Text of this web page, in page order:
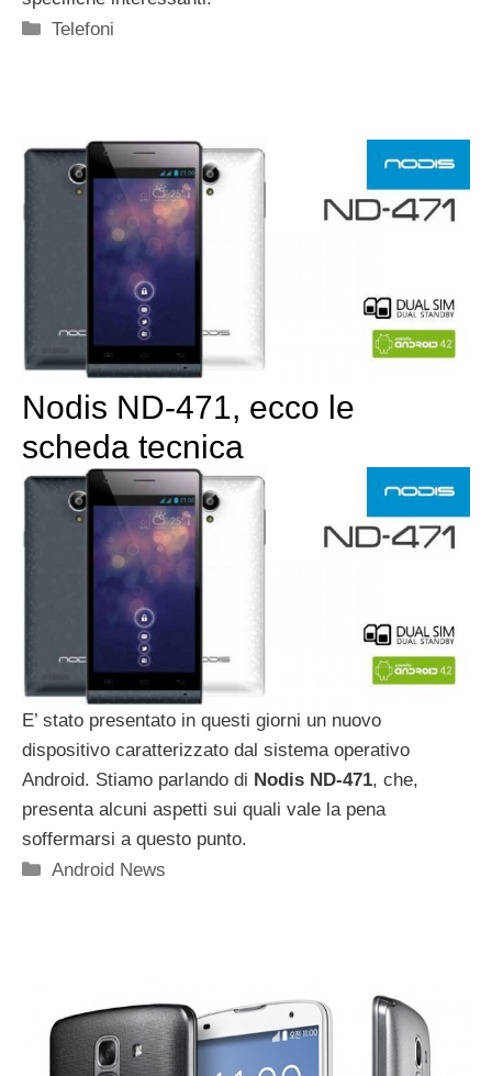
Categorie
Telefoni
Nodis ND-471, ecco le
scheda tecnica
E’ stato presentato in questi giorni un nuovo
dispositivo caratterizzato dal sistema operativo
Android. Stiamo parlando di Nodis ND-471, che,
presenta alcuni aspetti sui quali vale la pena
soffermarsi a questo punto.
Categorie
Android News